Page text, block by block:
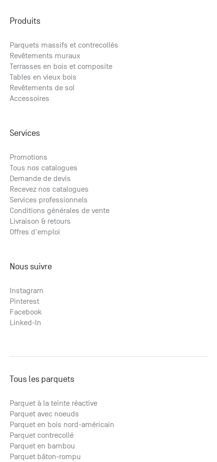
Produits
Parquets massifs et contrecollés
Revêtements muraux
Terrasses en bois et composite
Tables en vieux bois
Revêtements de sol
Accessoires
Services
Promotions
Tous nos catalogues
Demande de devis
Recevez nos catalogues
Services professionnels
Conditions générales de vente
Livraison & retours
Offres d'emploi
Nous suivre
Instagram
Pinterest
Facebook
Linked-In
Tous les parquets
Parquet à la teinte réactive
Parquet avec noeuds
Parquet en bois nord-américain
Parquet contrecollé
Parquet en bambou
Parquet bâton-rompu